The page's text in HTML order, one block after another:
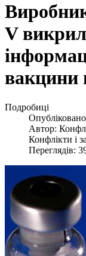
V
вакцини
Подробиці
Опубліковано
Автор:
Конфлікти і
Переглядів: